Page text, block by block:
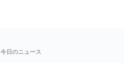
今日のニュース